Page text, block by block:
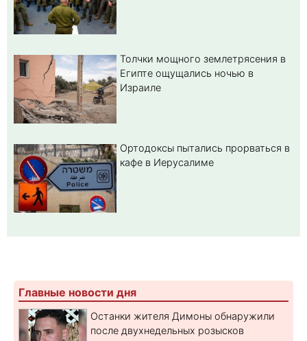
Толчки мощного землетрясения в
Египте ощущались ночью в
Израиле
Ортодоксы пытались прорваться в
кафе в Иерусалиме
Главные новости дня
Останки жителя Димоны обнаружили
после двухнедельных розысков